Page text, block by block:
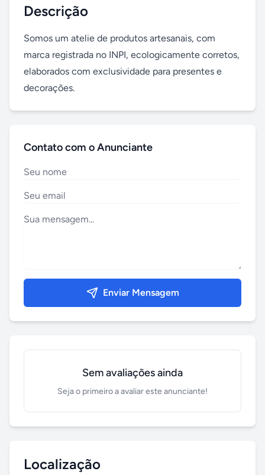
Descrição
Somos um atelie de produtos artesanais, com
marca registrada no INPI, ecologicamente corretos,
elaborados com exclusividade para presentes e
decorações.
Contato com o Anunciante
Enviar Mensagem
Sem avaliações ainda
Seja o primeiro a avaliar este anunciante!
Localização